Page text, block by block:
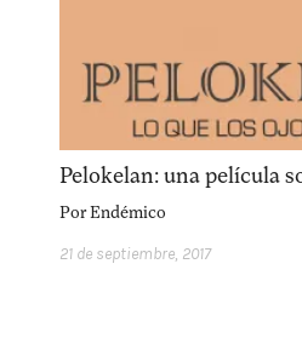
Pelokelan: una película
PorEndémico
21 de septiembre, 2017